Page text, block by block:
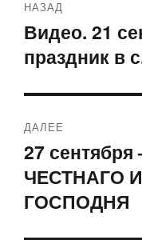
по
записям
НАЗАД
Предыдущая
запись:
Видео. 21
праздник в
ДАЛЕЕ
Следующая
запись:
27
ЧЕСТНАГО
ГОСПОДНЯ